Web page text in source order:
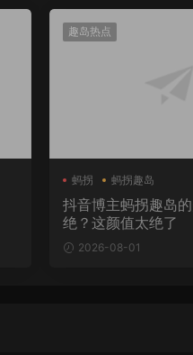
趣岛热点
蚂拐 蚂拐趣岛
抖音博主蚂拐趣岛
绝？这颜值太绝了
2026-08-01